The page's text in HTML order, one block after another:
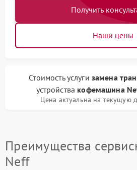
Получить
Наши цены
Стоимость услуги замена
устройства кофемашина
Цена актуальна на текущую
Преимущества
Neff